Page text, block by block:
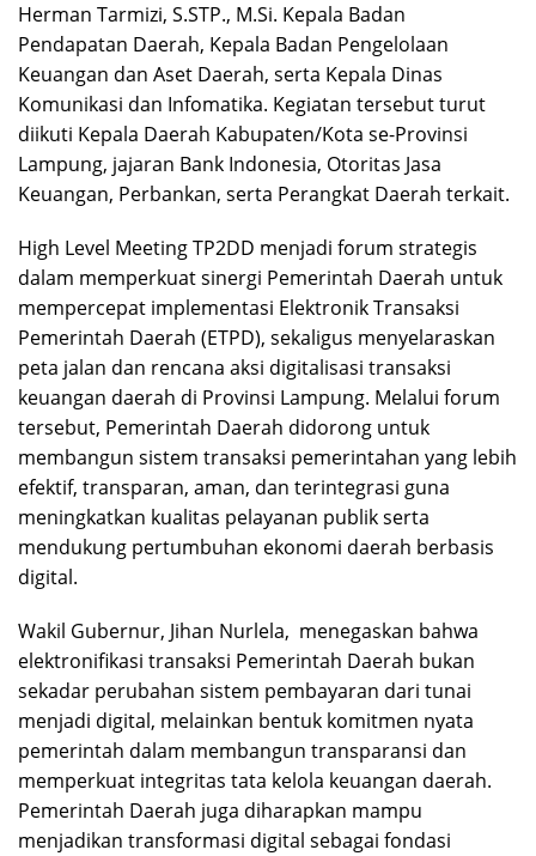
Herman Tarmizi, S.STP., M.Si. Kepala Badan
Pendapatan Daerah, Kepala Badan Pengelolaan
Keuangan dan Aset Daerah, serta Kepala Dinas
Komunikasi dan Infomatika. Kegiatan tersebut turut
diikuti Kepala Daerah Kabupaten/Kota se-Provinsi
Lampung, jajaran Bank Indonesia, Otoritas Jasa
Keuangan, Perbankan, serta Perangkat Daerah terkait.
High Level Meeting TP2DD menjadi forum strategis
dalam memperkuat sinergi Pemerintah Daerah untuk
mempercepat implementasi Elektronik Transaksi
Pemerintah Daerah (ETPD), sekaligus menyelaraskan
peta jalan dan rencana aksi digitalisasi transaksi
keuangan daerah di Provinsi Lampung. Melalui forum
tersebut, Pemerintah Daerah didorong untuk
membangun sistem transaksi pemerintahan yang lebih
efektif, transparan, aman, dan terintegrasi guna
meningkatkan kualitas pelayanan publik serta
mendukung pertumbuhan ekonomi daerah berbasis
digital.
Wakil Gubernur, Jihan Nurlela, menegaskan bahwa
elektronifikasi transaksi Pemerintah Daerah bukan
sekadar perubahan sistem pembayaran dari tunai
menjadi digital, melainkan bentuk komitmen nyata
pemerintah dalam membangun transparansi dan
memperkuat integritas tata kelola keuangan daerah.
Pemerintah Daerah juga diharapkan mampu
menjadikan transformasi digital sebagai fondasi